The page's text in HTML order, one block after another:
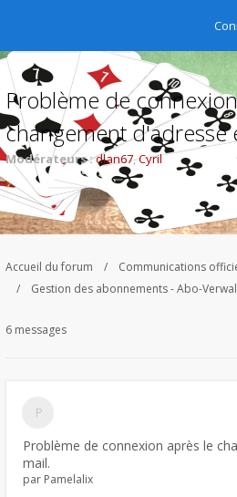
Problème de
changement d'adresse
Modérateurs :dlan67,Cyril
Accueil du forum
Communications
Gestion des abonnements - Abo-
6 messages
Problème de connexion après le
mail.
par Pamelalix